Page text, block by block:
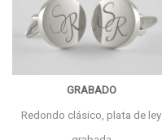
GRABADO
Redondo clásico, plata de ley